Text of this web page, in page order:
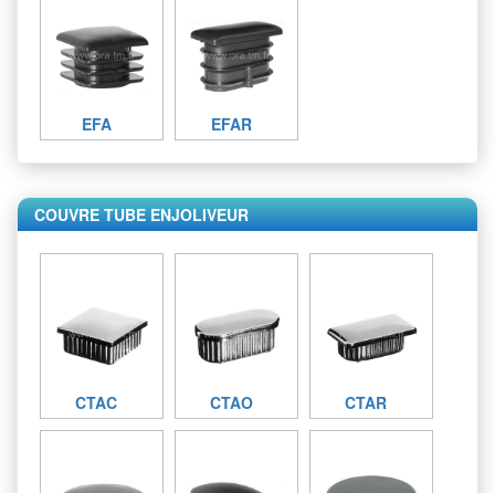
EFA EFAR
COUVRE TUBE ENJOLIVEUR
CTAC CTAO CTAR